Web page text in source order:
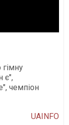
є",
чемпіон
UAINFO